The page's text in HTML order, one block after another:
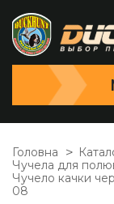
Головна
Чучела для
Чучело качки
08